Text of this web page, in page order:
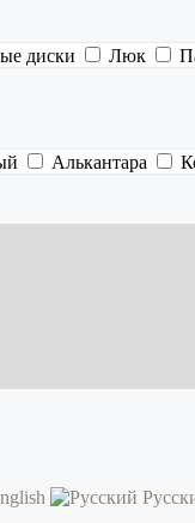
диски Люк
Алькантара